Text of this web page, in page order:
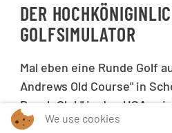
DER
GOLFSIMULATOR
Mal eben eine Runde Golf
Andrews Old Course" in
Beach Club" in den USA
Unser Golfsimulator
We use cookies